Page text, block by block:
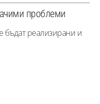
проблеми
бъдат реализирани и